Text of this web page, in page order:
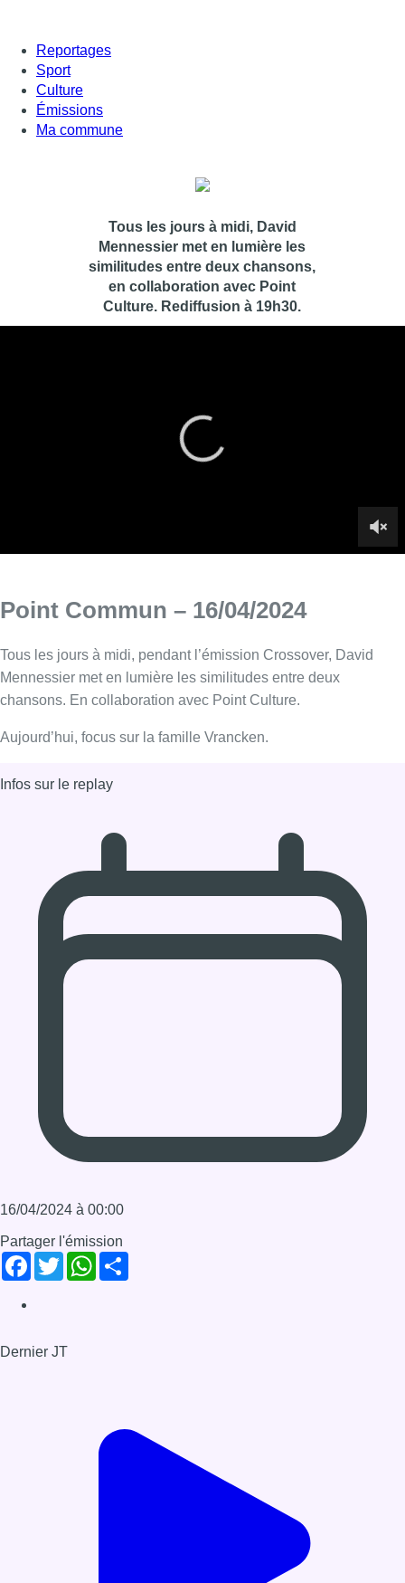
Reportages
Sport
Culture
Émissions
Ma commune
Tous les jours à midi, David
Mennessier met en lumière les
similitudes entre deux chansons,
en collaboration avec Point
Culture. Rediffusion à 19h30.
Point Commun – 16/04/2024
Tous les jours à midi, pendant l’émission Crossover, David
Mennessier met en lumière les similitudes entre deux
chansons. En collaboration avec Point Culture.
Aujourd’hui, focus sur la famille Vrancken.
Infos sur le replay
16/04/2024 à 00:00
Partager l'émission
Facebook
TwitterWhatsApp
Dernier JT